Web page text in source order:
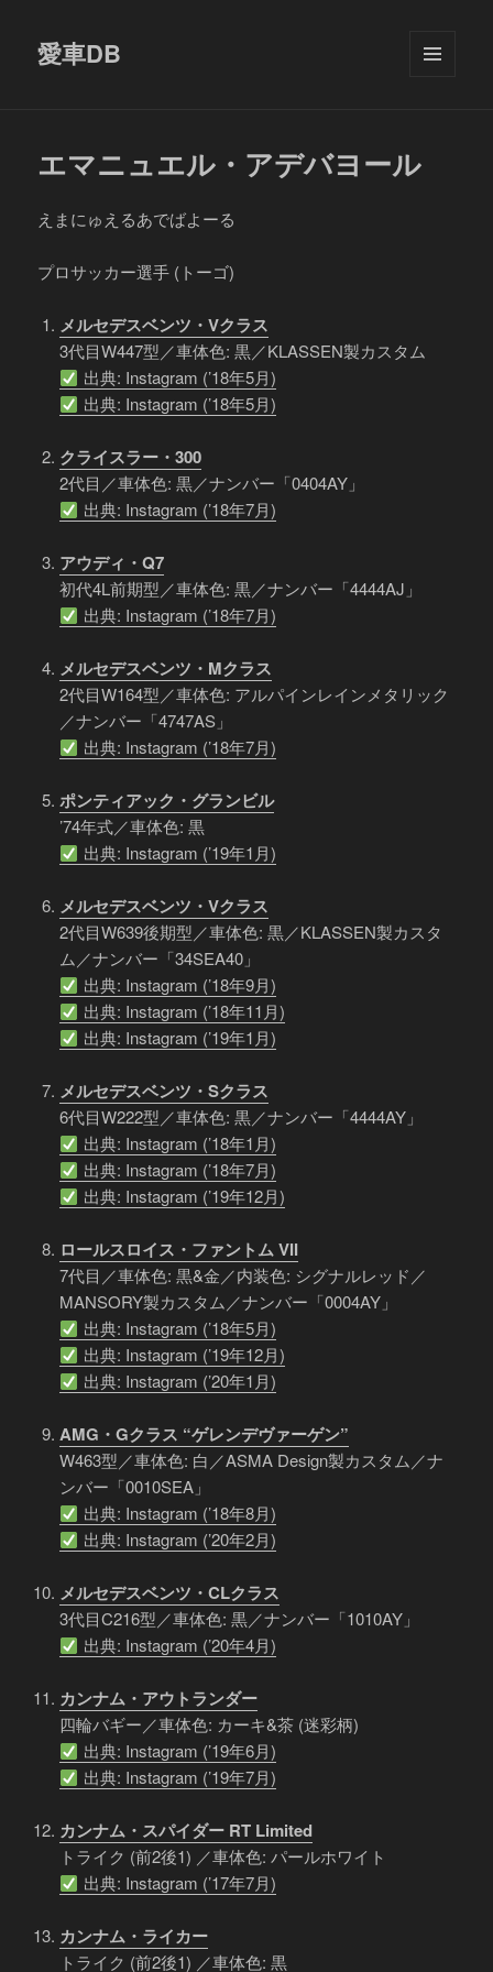
愛車DB
エマニュエル・アデバヨール
えまにゅえるあでばよーる
プロサッカー選手 (トーゴ)
メルセデスベンツ・Vクラス
3代目W447型／車体色: 黒／KLASSEN製カスタム
出典: Instagram (’18年5月)
出典: Instagram (’18年5月)
クライスラー・300
2代目／車体色: 黒／ナンバー「0404AY」
出典: Instagram (’18年7月)
アウディ・Q7
初代4L前期型／車体色: 黒／ナンバー「4444AJ」
出典: Instagram (’18年7月)
メルセデスベンツ・Mクラス
2代目W164型／車体色: アルパインレインメタリック
／ナンバー「4747AS」
出典: Instagram (’18年7月)
ポンティアック・グランビル
’74年式／車体色: 黒
出典: Instagram (’19年1月)
メルセデスベンツ・Vクラス
2代目W639後期型／車体色: 黒／KLASSEN製カスタ
ム／ナンバー「34SEA40」
出典: Instagram (’18年9月)
出典: Instagram (’18年11月)
出典: Instagram (’19年1月)
メルセデスベンツ・Sクラス
6代目W222型／車体色: 黒／ナンバー「4444AY」
出典: Instagram (’18年1月)
出典: Instagram (’18年7月)
出典: Instagram (’19年12月)
ロールスロイス・ファントム VII
7代目／車体色: 黒&金／内装色: シグナルレッド／
MANSORY製カスタム／ナンバー「0004AY」
出典: Instagram (’18年5月)
出典: Instagram (’19年12月)
出典: Instagram (’20年1月)
AMG・Gクラス “ゲレンデヴァーゲン”
W463型／車体色: 白／ASMA Design製カスタム／ナ
ンバー「0010SEA」
出典: Instagram (’18年8月)
出典: Instagram (’20年2月)
メルセデスベンツ・CLクラス
3代目C216型／車体色: 黒／ナンバー「1010AY」
出典: Instagram (’20年4月)
カンナム・アウトランダー
四輪バギー／車体色: カーキ&茶 (迷彩柄)
出典: Instagram (’19年6月)
出典: Instagram (’19年7月)
カンナム・スパイダー RT Limited
トライク (前2後1) ／車体色: パールホワイト
出典: Instagram (’17年7月)
カンナム・ライカー
トライク (前2後1) ／車体色: 黒